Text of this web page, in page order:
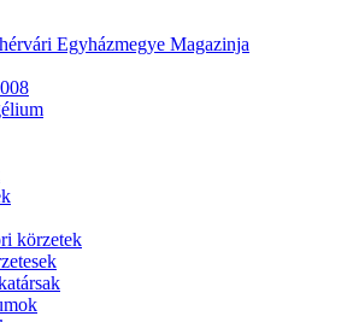
Egyházmegye Magazinja
körzetek